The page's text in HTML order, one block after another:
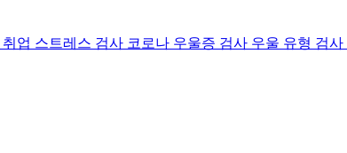
취업 스트레스 검사 코로나 우울증 검사 우울 유형 검사